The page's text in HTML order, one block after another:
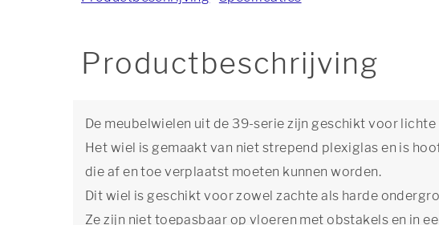
Productbeschrijving
De meubelwielen uit de 39-serie zijn geschikt voor
Het wiel is gemaakt van niet strepend plexiglas en is
die af en toe verplaatst moeten kunnen worden.
Dit wiel is geschikt voor zowel zachte als harde
Ze zijn niet toepasbaar op vloeren met obstakels en in